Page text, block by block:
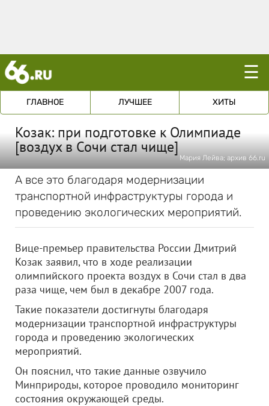
☰
ГЛАВНОЕ ЛУЧШЕЕ ХИТЫ
Козак: при подготовке к Олимпиаде
[воздух в Сочи стал чище]
Мария Лейва; архив 66.ru
А все это благодаря модернизации
транспортной инфраструктуры города и
проведению экологических мероприятий.
Вице-премьер правительства России Дмитрий
Козак заявил, что в ходе реализации
олимпийского проекта воздух в Сочи стал в два
раза чище, чем был в декабре 2007 года.
Такие показатели достигнуты благодаря
модернизации транспортной инфраструктуры
города и проведению экологических
мероприятий.
Он пояснил, что такие данные озвучило
Минприроды, которое проводило мониторинг
состояния окружающей среды.